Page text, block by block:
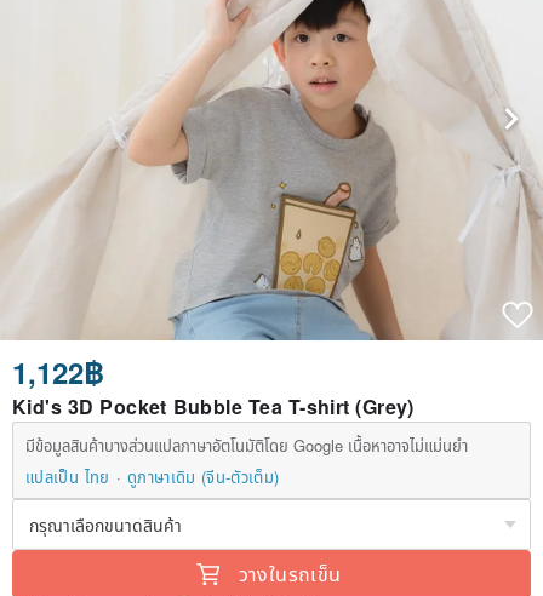
1,122฿
Kid's 3D Pocket Bubble Tea T-shirt (Grey)
มีข้อมูลสินค้าบางส่วนแปลภาษาอัตโนมัติโดย Google เนื้อหาอาจไม่แม่นยำ
แปลเป็น ไทย
ดูภาษาเดิม (จีน-ตัวเต็ม)
วางในรถเข็น